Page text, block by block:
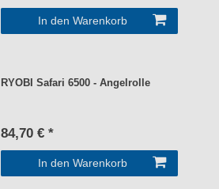
In den Warenkorb
RYOBI Safari 6500 - Angelrolle
84,70 € *
In den Warenkorb